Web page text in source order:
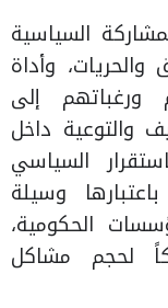
السياسية
وأداة
ورغباتهم إلى
والتوعية داخل
السياسي
وسيلة
الحكومية،
لحجم مشاكل